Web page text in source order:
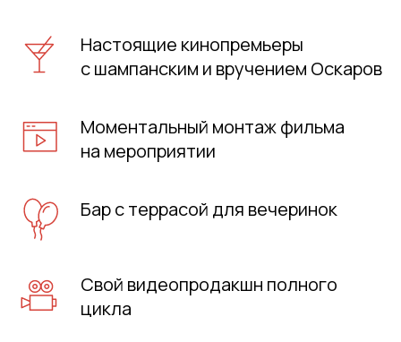
Настоящие кинопремьеры
с шампанским и вручением Оскаров
Моментальный монтаж фильма
на мероприятии
Бар с террасой для вечеринок
Свой видеопродакшн полного
цикла